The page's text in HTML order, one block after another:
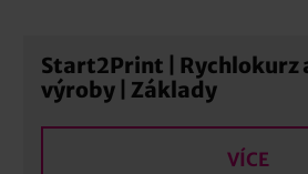
Start2Print | Rychlokurz
výroby | Základy
VÍCE